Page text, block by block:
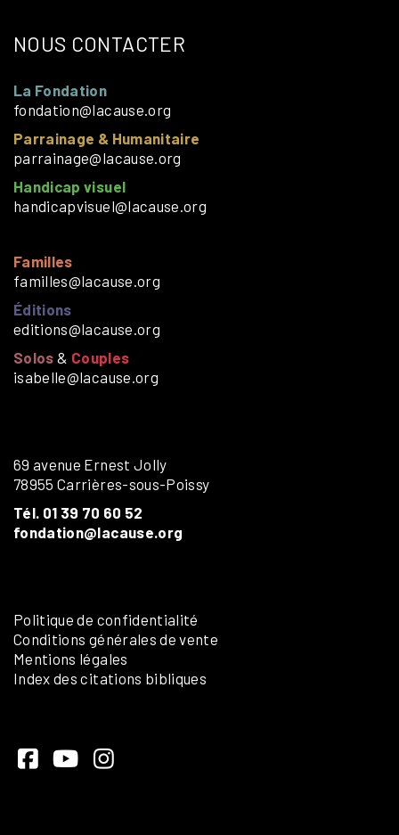
NOUS CONTACTER
La Fondation
fondation@lacause.org
Parrainage & Humanitaire
parrainage@lacause.org
Handicap visuel
handicapvisuel@lacause.org
Familles
familles@lacause.org
Éditions
editions@lacause.org
Solos & Couples
isabelle@lacause.org
69 avenue Ernest Jolly
78955 Carrières-sous-Poissy
Tél. 01 39 70 60 52
fondation@lacause.org
Politique de confidentialité
Conditions générales de vente
Mentions légales
Index des citations bibliques